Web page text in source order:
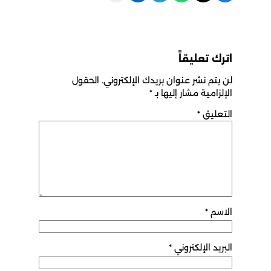
اترك تعليقاً
لن يتم نشر عنوان بريدك الإلكتروني. الحقول
الإلزامية مشار إليها بـ *
التعليق*
الاسم*
البريد الإلكتروني *